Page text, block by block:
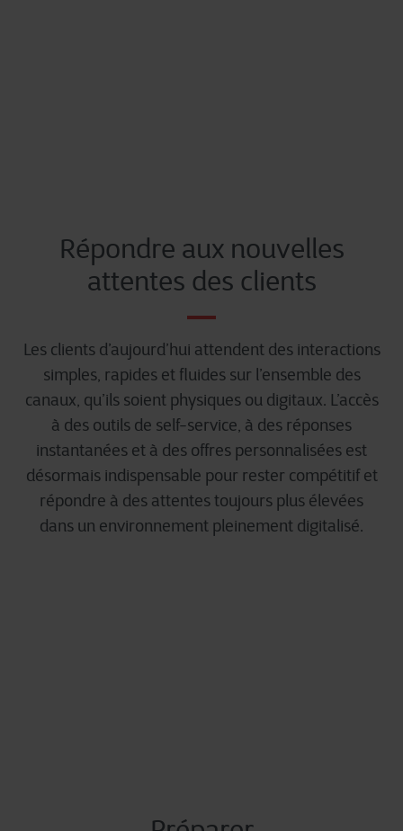
Répondre aux nouvelles
attentes des clients
Les clients d’aujourd’hui attendent des interactions
simples, rapides et fluides sur l’ensemble des
canaux, qu’ils soient physiques ou digitaux. L’accès
à des outils de self-service, à des réponses
instantanées et à des offres personnalisées est
désormais indispensable pour rester compétitif et
répondre à des attentes toujours plus élevées
dans un environnement pleinement digitalisé.